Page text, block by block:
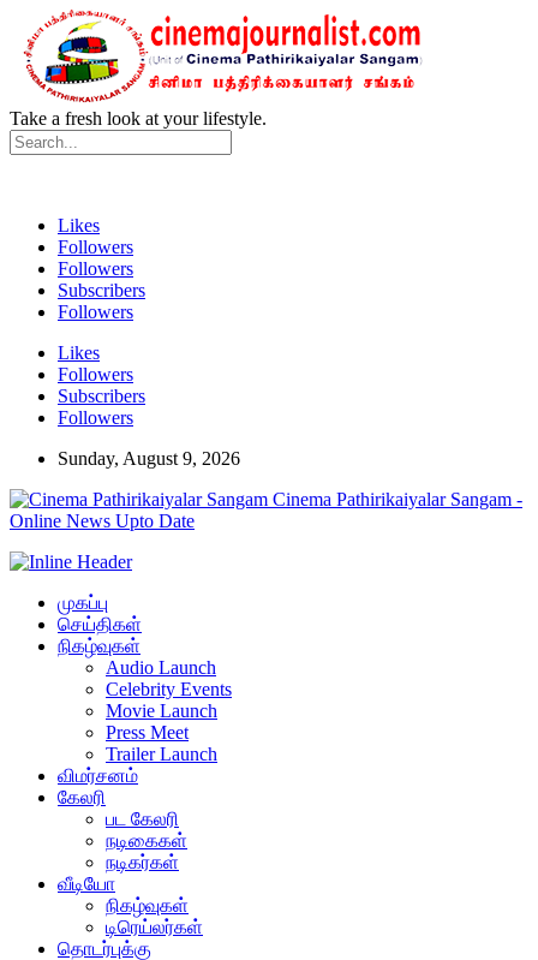
Take a fresh look at your lifestyle.
Likes
Followers
Followers
Subscribers
Followers
Likes
Followers
Subscribers
Followers
Sunday, August 9, 2026
Cinema Pathirikaiyalar Sangam -
Online News Upto Date
முகப்பு
செய்திகள்
நிகழ்வுகள்
Audio Launch
Celebrity Events
Movie Launch
Press Meet
Trailer Launch
விமர்சனம்
கேலரி
பட கேலரி
நடிகைகள்
நடிகர்கள்
வீடியோ
நிகழ்வுகள்
டிரெய்லர்கள்
தொடர்புக்கு